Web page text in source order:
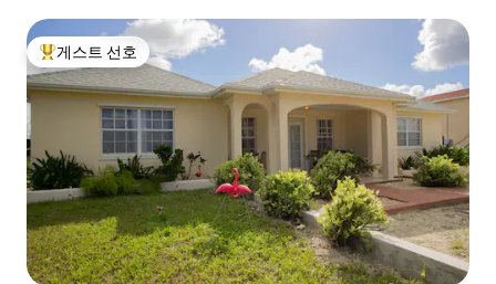
상위 게스트 선호
게스트 선호